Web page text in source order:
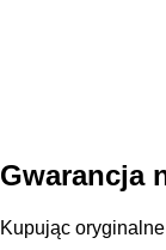
Gwarancja
Kupując